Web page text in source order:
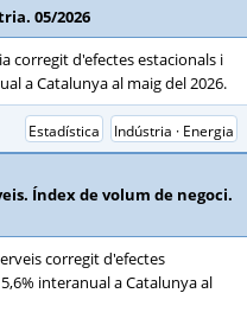
05/2026
corregit d'efectes estacionals i
a Catalunya al maig del 2026.
Indústria · Energia
Estadística
Índex de volum de negoci.
corregit d'efectes
interanual a Catalunya al